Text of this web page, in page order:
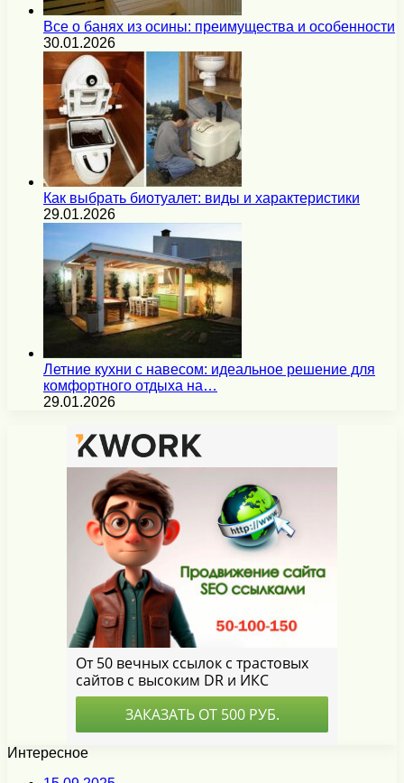
Все о банях из осины: преимущества и особенности
30.01.2026
Как выбрать биотуалет: виды и характеристики
29.01.2026
Летние кухни с навесом: идеальное решение для
комфортного отдыха на…
29.01.2026
Интересное